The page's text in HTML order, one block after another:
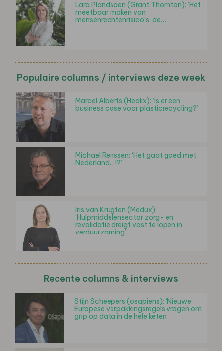
Lara Plandsoen (Grant Thornton): 'Het
meetbaar maken van
mensenrechtenrisico’s: de…
Populaire columns / interviews deze week
Marcel Alberts (Healix): ‘Is er een
business case voor plasticrecycling?’
Michael Renssen: ‘Het gaat goed met
Nederland…!?’
Iris van Krugten (Medux):
‘Hulpmiddelensector zorg- en
revalidatie dreigt vast te lopen in
verduurzaming’
Recente columns & interviews
Stijn Scheepers (osapiens): ‘Nieuwe
Europese verpakkingsregels vragen om
grip op data in de hele keten’